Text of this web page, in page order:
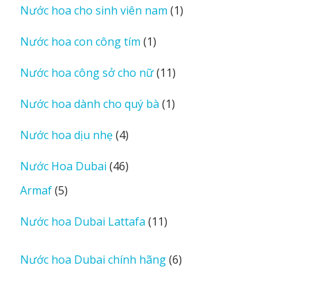
phẩm
Nước hoa cho sinh viên nam 11
Nước hoa con công tím 11
phẩm
Nước hoa công sở cho nữ 1111
phẩm
Nước hoa dành cho quý bà 11
Nước hoa dịu nhẹ 44
phẩm
Nước Hoa Dubai 4646
Armaf 55
phẩm
Nước hoa Dubai Lattafa 1111
phẩm
Nước hoa Dubai chính hãng 66